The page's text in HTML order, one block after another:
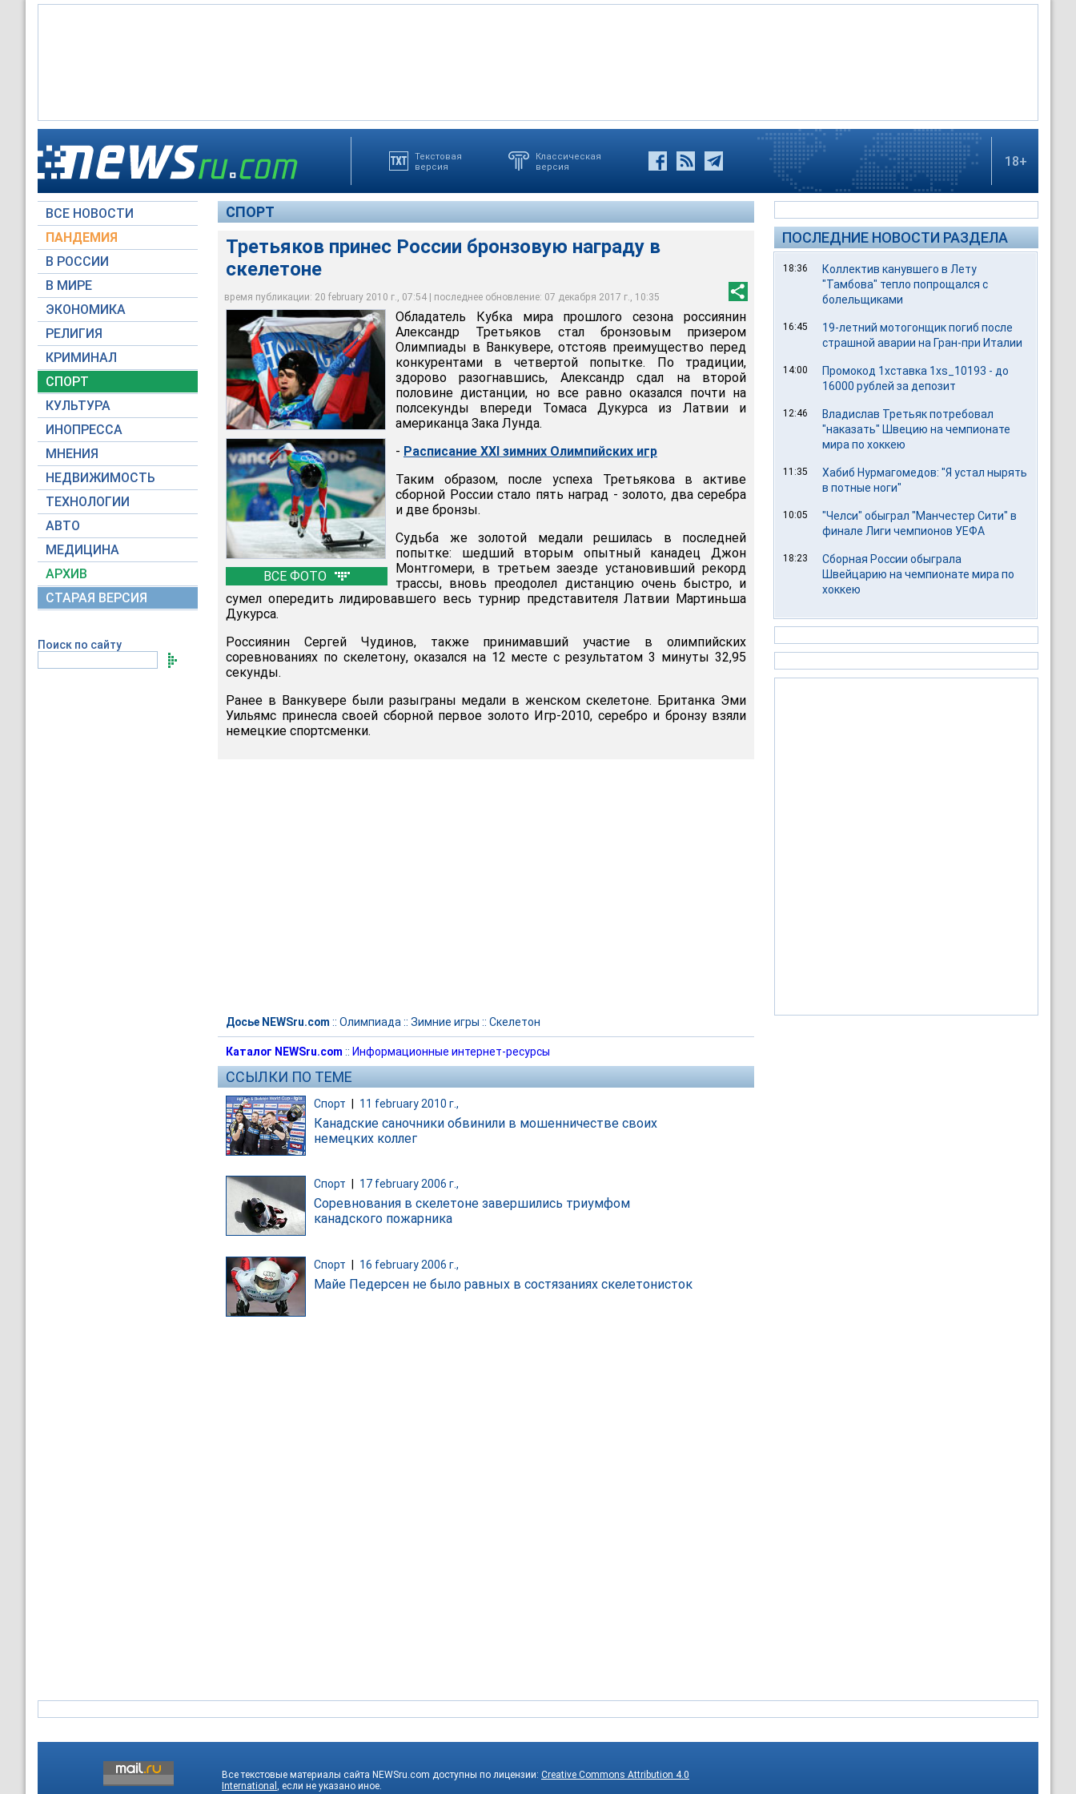
Текстовая
версия
Классическая
версия
18+
ВСЕ НОВОСТИ
ПАНДЕМИЯ
В РОССИИ
В МИРЕ
ЭКОНОМИКА
РЕЛИГИЯ
КРИМИНАЛ
СПОРТ
КУЛЬТУРА
ИНОПРЕССА
МНЕНИЯ
НЕДВИЖИМОСТЬ
ТЕХНОЛОГИИ
АВТО
МЕДИЦИНА
АРХИВ
СТАРАЯ ВЕРСИЯ
Поиск по сайту
СПОРТ
Третьяков принес России бронзовую награду в
скелетоне
время публикации: 20 february 2010 г., 07:54 | последнее обновление: 07 декабря 2017 г., 10:35
ВСЕ ФОТО
Обладатель Кубка мира прошлого сезона россиянин Александр Третьяков стал
бронзовым призером Олимпиады в Ванкувере
Reuters
По традиции, здорово разогнавшись, Александр сдал на второй половине дистанции
Reuters
Таким образом, после успеха Третьякова в активе сборной России стало пять наград
- золото, два серебра и две бронзы
Reuters
Обладатель Кубка мира прошлого сезона россиянин
Александр Третьяков стал бронзовым призером
Олимпиады в Ванкувере, отстояв преимущество перед
конкурентами в четвертой попытке. По традиции,
здорово разогнавшись, Александр сдал на второй
половине дистанции, но все равно оказался почти на
полсекунды впереди Томаса Дукурса из Латвии и
американца Зака Лунда.
- Расписание XXI зимних Олимпийских игр
Таким образом, после успеха Третьякова в активе
сборной России стало пять наград - золото, два серебра
и две бронзы.
Судьба же золотой медали решилась в последней
попытке: шедший вторым опытный канадец Джон
Монтгомери, в третьем заезде установивший рекорд
трассы, вновь преодолел дистанцию очень быстро, и
сумел опередить лидировавшего весь турнир представителя Латвии Мартиньша
Дукурса.
Россиянин Сергей Чудинов, также принимавший участие в олимпийских
соревнованиях по скелетону, оказался на 12 месте с результатом 3 минуты 32,95
секунды.
Ранее в Ванкувере были разыграны медали в женском скелетоне. Британка Эми
Уильямс принесла своей сборной первое золото Игр-2010, серебро и бронзу взяли
немецкие спортсменки.
Досье NEWSru.com :: Олимпиада :: Зимние игры :: Скелетон
Каталог NEWSru.com :: Информационные интернет-ресурсы
ССЫЛКИ ПО ТЕМЕ
Спорт 11 february 2010 г.,
Канадские саночники обвинили в мошенничестве своих
немецких коллег
Спорт 17 february 2006 г.,
Соревнования в скелетоне завершились триумфом
канадского пожарника
Спорт | 16 february 2006 г.,
Майе Педерсен не было равных в состязаниях скелетонисток
ПОСЛЕДНИЕ НОВОСТИ РАЗДЕЛА
18:36
Коллектив канувшего в Лету
"Тамбова" тепло попрощался с
болельщиками
16:45
19-летний мотогонщик погиб после
страшной аварии на Гран-при Италии
14:00
Промокод 1хставка 1xs_10193 - до
16000 рублей за депозит
12:46
Владислав Третьяк потребовал
"наказать" Швецию на чемпионате
мира по хоккею
11:35
Хабиб Нурмагомедов: "Я устал нырять
в потные ноги"
10:05
"Челси" обыграл "Манчестер Сити" в
финале Лиги чемпионов УЕФА
18:23
Сборная России обыграла
Швейцарию на чемпионате мира по
хоккею
Все текстовые материалы сайта NEWSru.com доступны по лицензии: Creative Commons Attribution 4.0
International
, если не указано иное.